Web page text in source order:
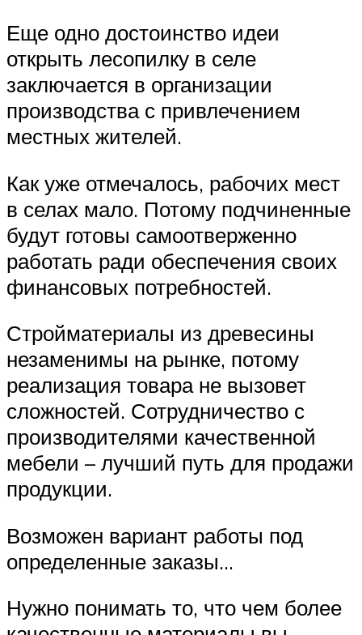
Еще одно достоинство идеи
открыть лесопилку в селе
заключается в организации
производства с привлечением
местных жителей.
Как уже отмечалось, рабочих мест
в селах мало. Потому подчиненные
будут готовы самоотверженно
работать ради обеспечения своих
финансовых потребностей.
Стройматериалы из древесины
незаменимы на рынке, потому
реализация товара не вызовет
сложностей. Сотрудничество с
производителями качественной
мебели – лучший путь для продажи
продукции.
Возможен вариант работы под
определенные заказы…
Нужно понимать то, что чем более